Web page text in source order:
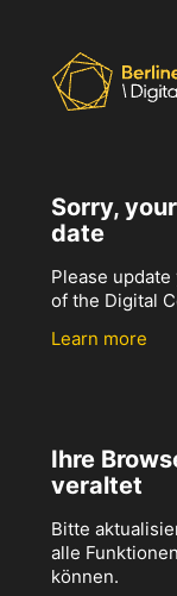
Sorry,
date
Please
of the Digital
Learn more
Ihre
veraltet
Bitte
alle
können.